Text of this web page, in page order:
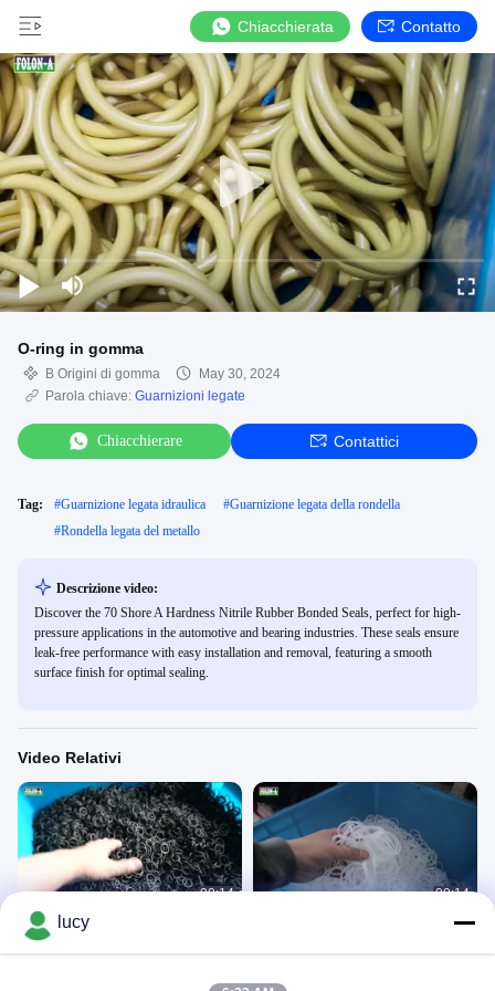
Chiacchierata Contatto
O-ring in gomma
B Origini di gomma
May 30, 2024
Parola chiave: Guarnizioni legate
Chiacchierare Contattici
Tag: #Guarnizione legata idraulica #Guarnizione legata della rondella
#Rondella legata del metallo
Descrizione video:
Discover the 70 Shore A Hardness Nitrile Rubber Bonded Seals, perfect for high-
pressure applications in the automotive and bearing industries. These seals ensure
leak-free performance with easy installation and removal, featuring a smooth
surface finish for optimal sealing.
Video Relativi
00:14
O-ring in gomma
00:14
lucy